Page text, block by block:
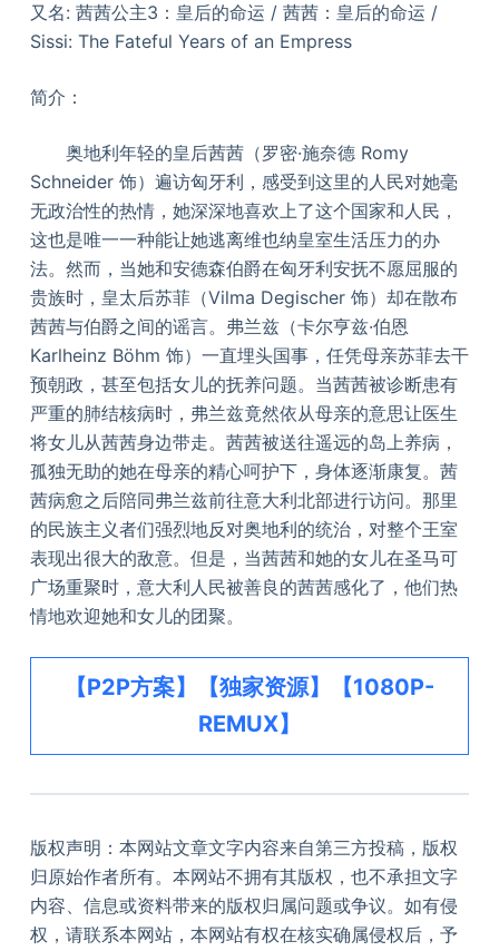
又名: 茜茜公主3：皇后的命运 / 茜茜：皇后的命运 /
Sissi: The Fateful Years of an Empress
简介：
奥地利年轻的皇后茜茜（罗密·施奈德 Romy
Schneider 饰）遍访匈牙利，感受到这里的人民对她毫
无政治性的热情，她深深地喜欢上了这个国家和人民，
这也是唯一一种能让她逃离维也纳皇室生活压力的办
法。然而，当她和安德森伯爵在匈牙利安抚不愿屈服的
贵族时，皇太后苏菲（Vilma Degischer 饰）却在散布
茜茜与伯爵之间的谣言。弗兰兹（卡尔亨兹·伯恩
Karlheinz Böhm 饰）一直埋头国事，任凭母亲苏菲去干
预朝政，甚至包括女儿的抚养问题。当茜茜被诊断患有
严重的肺结核病时，弗兰兹竟然依从母亲的意思让医生
将女儿从茜茜身边带走。茜茜被送往遥远的岛上养病，
孤独无助的她在母亲的精心呵护下，身体逐渐康复。茜
茜病愈之后陪同弗兰兹前往意大利北部进行访问。那里
的民族主义者们强烈地反对奥地利的统治，对整个王室
表现出很大的敌意。但是，当茜茜和她的女儿在圣马可
广场重聚时，意大利人民被善良的茜茜感化了，他们热
情地欢迎她和女儿的团聚。
【P2P方案】【独家资源】【1080P-
REMUX】
版权声明：本网站文章文字内容来自第三方投稿，版权
归原始作者所有。本网站不拥有其版权，也不承担文字
内容、信息或资料带来的版权归属问题或争议。如有侵
权，请联系本网站，本网站有权在核实确属侵权后，予